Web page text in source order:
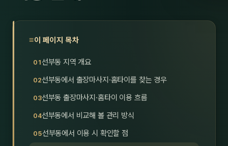
충북
이 페이지 목차
선부동 지역 개요
선부동에서 출장마사지·홈타이를 찾는 경우
선부동 출장마사지·홈타이 이용 흐름
선부동에서 비교해 볼 관리 방식
선부동에서 이용 시 확인할 점